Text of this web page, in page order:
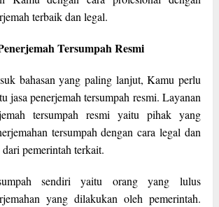
terbaik dan legal.
Tersumpah Resmi
bahasan yang paling lanjut, Kamu perlu
jasa penerjemah tersumpah resmi. Layanan
tersumpah resmi yaitu pihak yang
tersumpah dengan cara legal dan
pemerintah terkait.
sendiri yaitu orang yang lulus
yang dilakukan oleh pemerintah.